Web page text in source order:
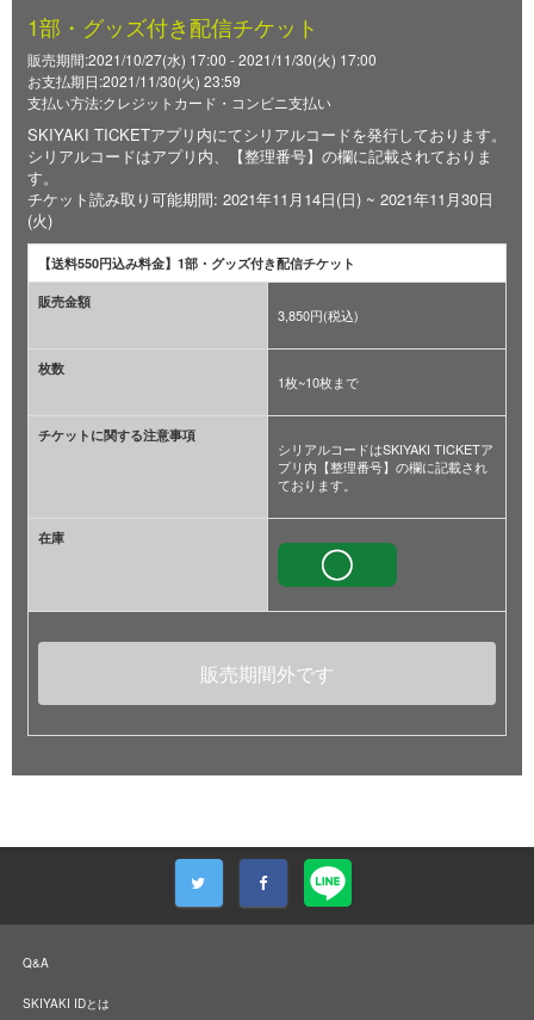
1部・グッズ付き配信チケット
販売期間:2021/10/27(水) 17:00 - 2021/11/30(火) 17:00
お支払期日:2021/11/30(火) 23:59
支払い方法:クレジットカード・コンビニ支払い
SKIYAKI TICKETアプリ内にてシリアルコードを発行しております。
シリアルコードはアプリ内、【整理番号】の欄に記載されておりま
す。
チケット読み取り可能期間: 2021年11月14日(日) ~ 2021年11月30日
(火)
【送料550円込み料金】1部・グッズ付き配信チケット
販売金額
3,850円(税込)
枚数
1枚~10枚まで
チケットに関する注意事項
シリアルコードはSKIYAKI TICKETア
プリ内【整理番号】の欄に記載され
ております。
在庫
販売期間外です
Q&A
SKIYAKI IDとは